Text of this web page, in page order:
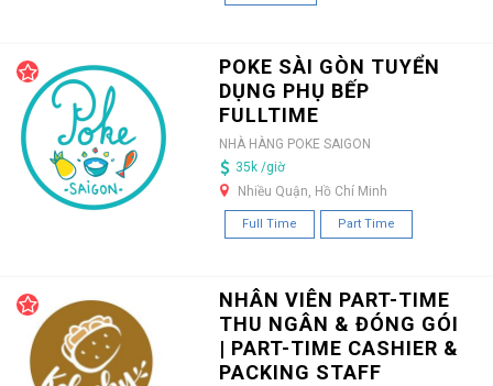
POKE SÀI GÒN TUYỂN
DỤNG PHỤ BẾP
FULLTIME
NHÀ HÀNG POKE SAIGON
35k /giờ
Nhiều Quận, Hồ Chí Minh
Full Time Part Time
NHÂN VIÊN PART-TIME
THU NGÂN & ĐÓNG GÓI
| PART-TIME CASHIER &
PACKING STAFF